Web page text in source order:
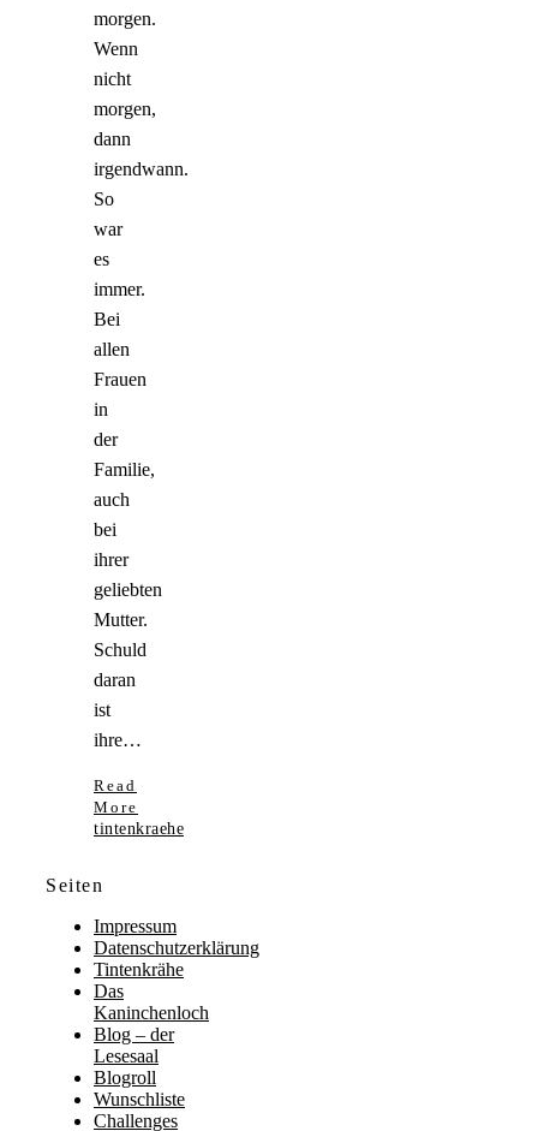
morgen.
Wenn
nicht
morgen,
dann
irgendwann.
So
war
es
immer.
Bei
allen
Frauen
in
der
Familie,
auch
bei
ihrer
geliebten
Mutter.
Schuld
daran
ist
ihre…
Read
More
tintenkraehe
Seiten
Impressum
Datenschutzerklärung
Tintenkrähe
Das
Kaninchenloch
Blog – der
Lesesaal
Blogroll
Wunschliste
Challenges